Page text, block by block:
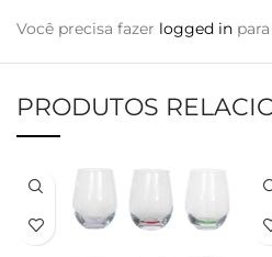
Você precisa fazer logged in
PRODUTOS